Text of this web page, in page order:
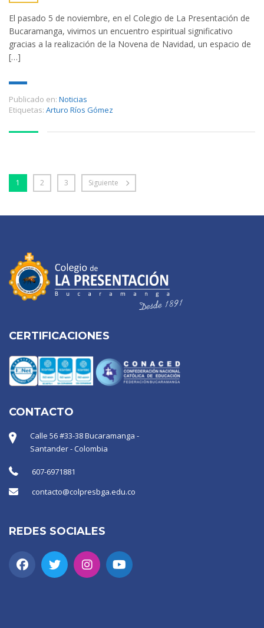
El pasado 5 de noviembre, en el Colegio de La Presentación de
Bucaramanga, vivimos un encuentro espiritual significativo
gracias a la realización de la Novena de Navidad, un espacio de
[…]
Publicado en: Noticias
Etiquetas: Arturo Ríos Gómez
1 2 3 Siguiente
CERTIFICACIONES
CONTACTO
Calle 56 #33-38 Bucaramanga -
Santander - Colombia
607-6971881
contacto@colpresbga.edu.co
REDES SOCIALES